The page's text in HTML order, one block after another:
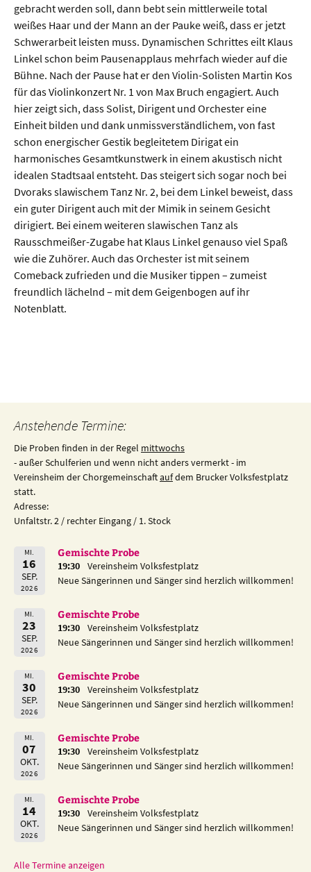
gebracht werden soll, dann bebt sein mittlerweile total
weißes Haar und der Mann an der Pauke weiß, dass er jetzt
Schwerarbeit leisten muss. Dynamischen Schrittes eilt Klaus
Linkel schon beim Pausenapplaus mehrfach wieder auf die
Bühne. Nach der Pause hat er den Violin-Solisten Martin Kos
für das Violinkonzert Nr. 1 von Max Bruch engagiert. Auch
hier zeigt sich, dass Solist, Dirigent und Orchester eine
Einheit bilden und dank unmissverständlichem, von fast
schon energischer Gestik begleitetem Dirigat ein
harmonisches Gesamtkunstwerk in einem akustisch nicht
idealen Stadtsaal entsteht. Das steigert sich sogar noch bei
Dvoraks slawischem Tanz Nr. 2, bei dem Linkel beweist, dass
ein guter Dirigent auch mit der Mimik in seinem Gesicht
dirigiert. Bei einem weiteren slawischen Tanz als
Rausschmeißer-Zugabe hat Klaus Linkel genauso viel Spaß
wie die Zuhörer. Auch das Orchester ist mit seinem
Comeback zufrieden und die Musiker tippen – zumeist
freundlich lächelnd – mit dem Geigenbogen auf ihr
Notenblatt.
Beitragsnavigation
Anstehende Termine:
Die Proben finden in der Regel mittwochs
- außer Schulferien und wenn nicht anders vermerkt - im
Vereinsheim der Chorgemeinschaftaufdem Brucker Volksfestplatz
statt.
Adresse:
Unfaltstr. 2 / rechter Eingang / 1. Stock
MI.
16
SEP.
2026
Gemischte Probe
19:30
Vereinsheim Volksfestplatz
Neue Sängerinnen und Sänger sind herzlich willkommen!
MI.
23
SEP.
2026
Gemischte Probe
19:30
Vereinsheim Volksfestplatz
Neue Sängerinnen und Sänger sind herzlich willkommen!
MI.
30
SEP.
2026
Gemischte Probe
19:30
Vereinsheim Volksfestplatz
Neue Sängerinnen und Sänger sind herzlich willkommen!
MI.
07
OKT.
2026
Gemischte Probe
19:30
Vereinsheim Volksfestplatz
Neue Sängerinnen und Sänger sind herzlich willkommen!
MI.
14
OKT.
2026
Gemischte Probe
19:30
Vereinsheim Volksfestplatz
Neue Sängerinnen und Sänger sind herzlich willkommen!
Alle Termine anzeigen